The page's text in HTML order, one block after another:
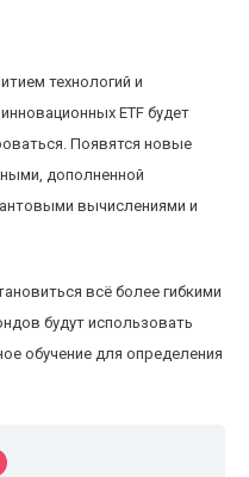
технологий и
ETF будет
Появятся новые
дополненной
вычислениями и
всё более гибкими
будут использовать
обучение для определения